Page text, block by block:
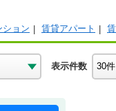
ション 賃貸アパート
表示件数